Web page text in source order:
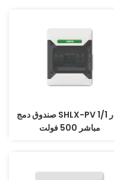
صندوق دمج SHLX-PV 1/1 لتيار
مباشر 500 فولت